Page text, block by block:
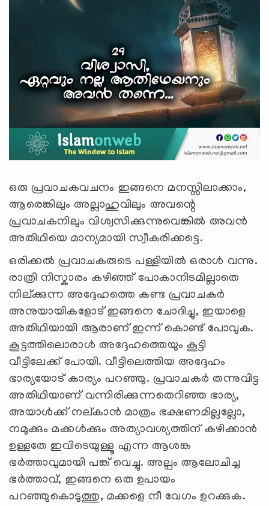
ഒരു പ്രവാചകവചനം ഇങ്ങനെ മനസ്സിലാക്കാം,
ആരെങ്കിലും അല്ലാഹുവിലും അവന്റെ
പ്രവാചകനിലും വിശ്വസിക്കുന്നുവെങ്കില്‍ അവന്‍
അതിഥിയെ മാന്യമായി സ്വീകരിക്കട്ടെ.
ഒരിക്കല്‍ പ്രവാചകരുടെ പള്ളിയില്‍ ഒരാള്‍ വന്നു.
രാത്രി നിസ്കാരം കഴിഞ്ഞ് പോകാനിടമില്ലാതെ
നില്ക്കുന്ന അദ്ദേഹത്തെ കണ്ട പ്രവാചകര്‍
അനുയായികളോട് ഇങ്ങനെ ചോദിച്ചു, ഇയാളെ
അതിഥിയായി ആരാണ് ഇന്ന് കൊണ്ട് പോവുക.
കൂട്ടത്തിലൊരാള്‍ അദ്ദേഹത്തെയും കൂട്ടി
വീട്ടിലേക്ക് പോയി. വീട്ടിലെത്തിയ അദ്ദേഹം
ഭാര്യയോട് കാര്യം പറഞ്ഞു. പ്രവാചകര്‍ തന്നുവിട്ട
അതിഥിയാണ് വന്നിരിക്കുന്നതെറിഞ്ഞ ഭാര്യ,
അയാള്‍ക്ക് നല്കാന്‍ മാത്രം ഭക്ഷണമില്ലല്ലോ,
നമുക്കും മക്കള്‍ക്കും അത്യാവശ്യത്തിന് കഴിക്കാന്‍
ഉള്ളതേ ഇവിടെയുള്ളൂ എന്ന ആശങ്ക
ഭര്‍ത്താവുമായി പങ്ക് വെച്ചു. അല്പം ആലോചിച്ച
ഭര്‍ത്താവ്, ഇങ്ങനെ ഒരു ഉപായം
പറഞ്ഞുകൊടുത്തു, മക്കളെ നീ വേഗം ഉറക്കുക.